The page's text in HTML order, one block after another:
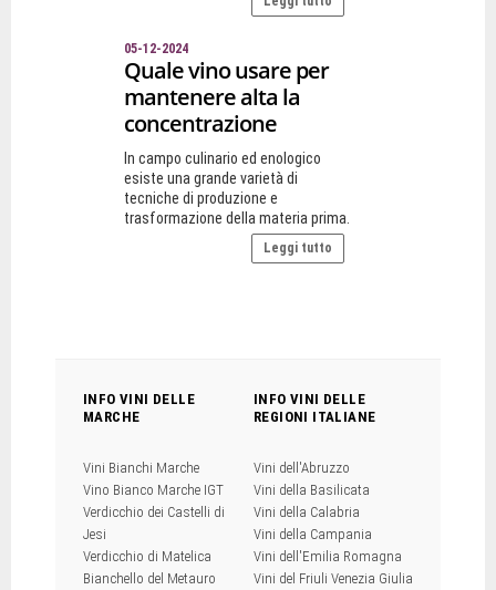
05-12-2024
Quale vino usare per
mantenere alta la
concentrazione
In campo culinario ed enologico
esiste una grande varietà di
tecniche di produzione e
trasformazione della materia prima.
Leggi tutto
INFO VINI DELLE
MARCHE
Vini Bianchi Marche
Vino Bianco Marche IGT
Verdicchio dei Castelli di
Jesi
Verdicchio di Matelica
Bianchello del Metauro
INFO VINI DELLE
REGIONI ITALIANE
Vini dell'Abruzzo
Vini della Basilicata
Vini della Calabria
Vini della Campania
Vini dell'Emilia Romagna
Vini del Friuli Venezia Giulia